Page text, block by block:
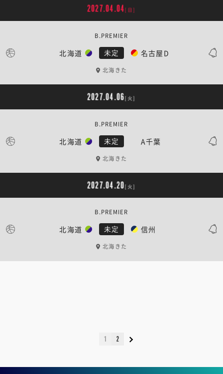
2027.04.04[日]
北海道 未定 名古屋D
B.PREMIER
北海きた
2027.04.06[火]
北海道 未定 A千葉
B.PREMIER
北海きた
2027.04.20[火]
北海道 未定 信州
B.PREMIER
北海きた
1 2